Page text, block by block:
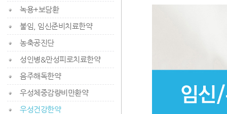
녹용+보담환
불임, 임신준비치료한약
농축공진단
성인병&만성피로치료한약
음주해독한약
우성체중감량비만환약
우성건강한약